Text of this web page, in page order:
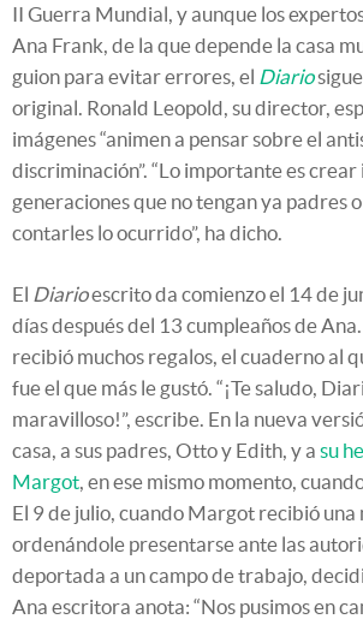
II Guerra Mundial, y aunque los
Ana Frank, de la que depende la casa
guion para evitar errores, el Diario
original. Ronald Leopold, su director,
imágenes “animen a pensar sobre el
discriminación”. “Lo importante es crear
generaciones que no tengan ya padres
contarles lo ocurrido”, ha dicho.
El Diarioescrito da comienzo el 14 de
días después del 13 cumpleaños de
recibió muchos regalos, el cuaderno al
fue el que más le gustó. “¡Te saludo,
maravilloso!”, escribe. En la nueva
casa, a sus padres, Otto y Edith, y a su
Margot , en ese mismo momento,
El 9 de julio, cuando Margot recibió
ordenándole presentarse ante las
deportada a un campo de trabajo,
Ana escritora anota: “Nos pusimos en